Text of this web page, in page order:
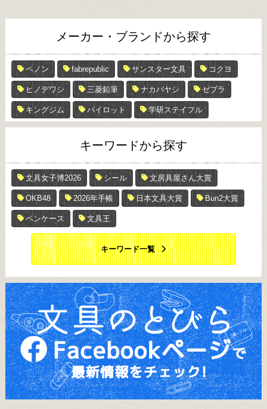
メーカー・ブランドから探す
ペノン fabrepublic サンスター文具 コクヨ
ヒノデワシ 三菱鉛筆 ナカバヤシ ゼブラ
キングジム パイロット 学研ステイフル
キーワードから探す
文具女子博2026 シール 文房具屋さん大賞
OKB48 2026年手帳 日本文具大賞 Bun2大賞
ペンケース 文具王
キーワード一覧